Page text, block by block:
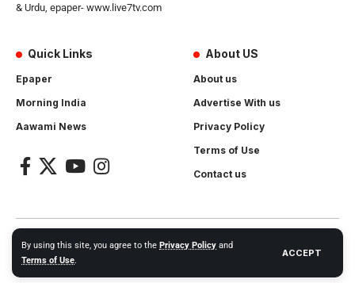
By using this site, you agree to the Privacy Policy and
Terms of Use.
ACCEPT
& Urdu, epaper- www.live7tv.com
Quick Links
Epaper
Morning India
Aawami News
About US
About us
Advertise With us
Privacy Policy
Terms of Use
Contact us
2024- All Rights Reserved.Live 7 tv. Website Created by and